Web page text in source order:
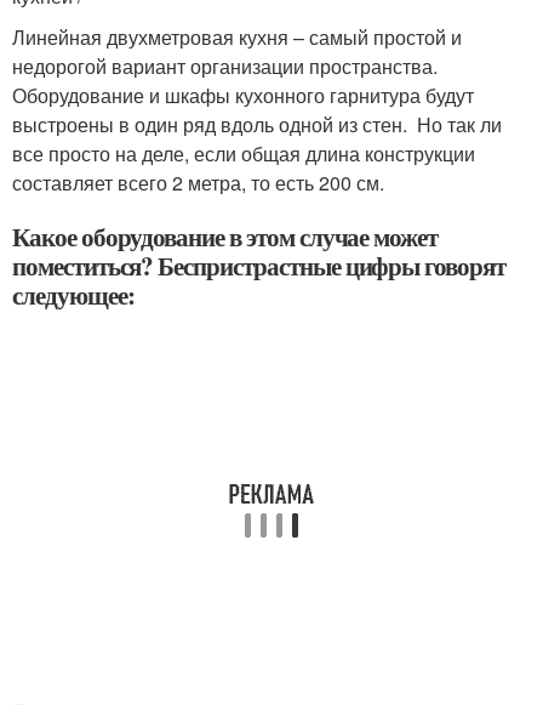
Линейная двухметровая кухня – самый простой и
недорогой вариант организации пространства.
Оборудование и шкафы кухонного гарнитура будут
выстроены в один ряд вдоль одной из стен. Но так ли
все просто на деле, если общая длина конструкции
составляет всего 2 метра, то есть 200 см.
Какое оборудование в этом случае может
поместиться? Беспристрастные цифры говорят
следующее: